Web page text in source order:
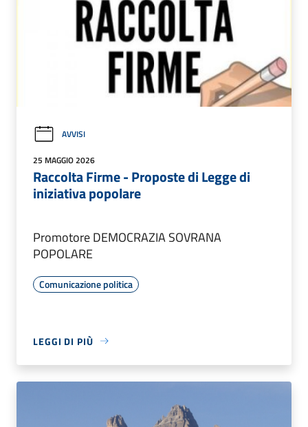
AVVISI
25 MAGGIO 2026
Raccolta Firme - Proposte di Legge di
iniziativa popolare
Promotore DEMOCRAZIA SOVRANA
POPOLARE
Comunicazione politica
LEGGI DI PIÙ